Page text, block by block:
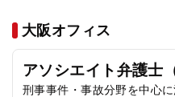
大阪オフィス
アソシエイト弁護士
刑事事件・事故分野を中心
法人グループ
プライバシーポリシー